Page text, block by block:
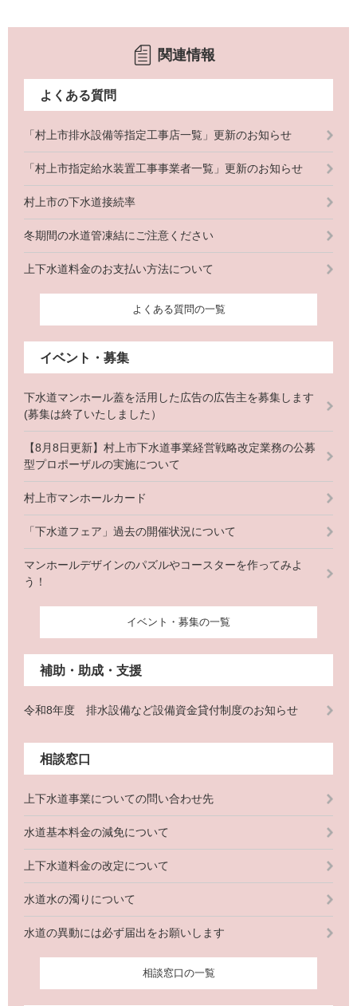
関連情報
よくある質問
「村上市排水設備等指定工事店一覧」更新のお知らせ
「村上市指定給水装置工事事業者一覧」更新のお知らせ
村上市の下水道接続率
冬期間の水道管凍結にご注意ください
上下水道料金のお支払い方法について
よくある質問の一覧
イベント・募集
下水道マンホール蓋を活用した広告の広告主を募集します
(募集は終了いたしました）
【8月8日更新】村上市下水道事業経営戦略改定業務の公募
型プロポーザルの実施について
村上市マンホールカード
「下水道フェア」過去の開催状況について
マンホールデザインのパズルやコースターを作ってみよ
う！
イベント・募集の一覧
補助・助成・支援
令和8年度 排水設備など設備資金貸付制度のお知らせ
相談窓口
上下水道事業についての問い合わせ先
水道基本料金の減免について
上下水道料金の改定について
水道水の濁りについて
水道の異動には必ず届出をお願いします
相談窓口の一覧